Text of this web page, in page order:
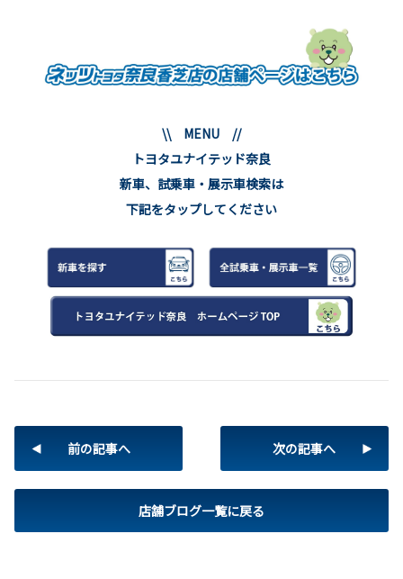
\\ MENU //
トヨタユナイテッド奈良
新車、試乗車・展示車検索は
下記をタップしてください
前の記事へ
店舗ブログ一覧に戻る
次の記事へ